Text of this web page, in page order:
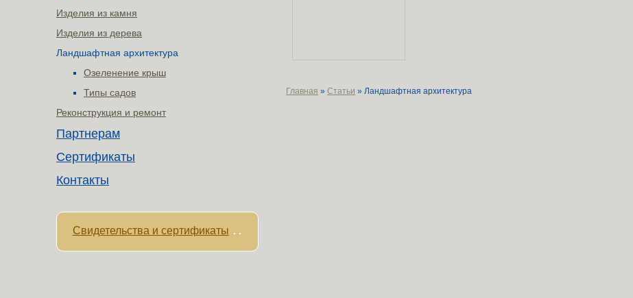
Главная » Статьи » Ландшафтная архитектура
Изделия из камня
Изделия из дерева
Ландшафтная архитектура
Озеленение крыш
Типы садов
Реконструкция и ремонт
Партнерам
Сертификаты
Контакты
Свидетельства и сертификаты